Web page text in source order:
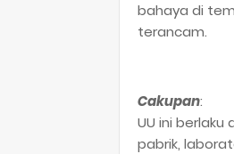
bahaya di
terancam.
Cakupan:
UU ini
pabrik,